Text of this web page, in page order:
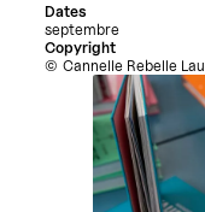
Dates
septembre
Copyright
Cannelle Rebelle